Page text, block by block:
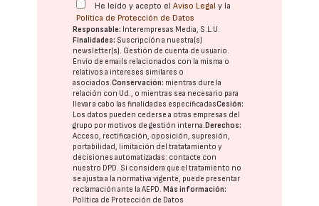
He leído y acepto elAviso Legal y la
Política de Protección de Datos
Responsable: Interempresas Media, S.L.U.
Finalidades: Suscripción a nuestra(s)
newsletter(s). Gestión de cuenta de usuario.
Envío de emails relacionados con la misma o
relativos a intereses similares o
asociados.Conservación: mientras dure la
relación con Ud., o mientras sea necesario para
llevar a cabo las finalidades especificadasCesión:
Los datos pueden cederse a otras empresas del
grupo por motivos de gestión interna. Derechos:
Acceso, rectificación, oposición, supresión,
portabilidad, limitación del tratatamiento y
decisiones automatizadas: contacte con
nuestro DPD. Si considera que el tratamiento no
se ajusta a la normativa vigente, puede presentar
reclamación ante laAEPD. Más información:
Política de Protección de Datos